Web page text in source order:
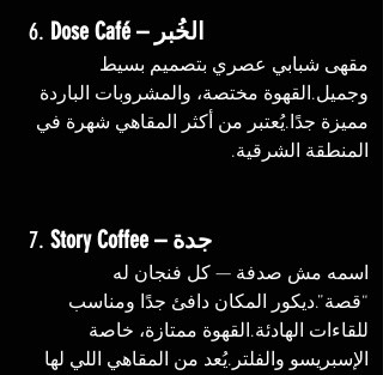
6. Dose Café – الخُبر
مقهى شبابي عصري بتصميم بسيط
وجميل.القهوة مختصة، والمشروبات الباردة
مميزة جدًا.يُعتبر من أكثر المقاهي شهرة في
المنطقة الشرقية.
7. Story Coffee – جدة
اسمه مش صدفة — كل فنجان له
“قصة”.ديكور المكان دافئ جدًا ومناسب
للقاءات الهادئة.القهوة ممتازة، خاصة
الإسبريسو والفلتر.يُعد من المقاهي اللي لها